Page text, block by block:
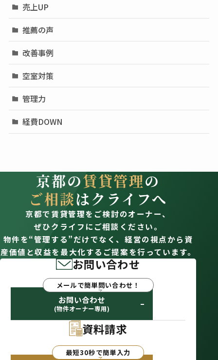
売上UP
推薦の声
改善事例
空室対策
管理力
経費DOWN
京都の賃貸管理の
ご相談はクライフへ
京都で賃貸管理をご検討のオーナー、
ぜひクライフにご相談ください。
物件を“管理する”だけでなく、経営の視点から資
産価値と収益を最大化するご提案を行っています。
お問い合わせ
メールで簡単問い合わせ！
お問い合わせ
(物件オーナー専用)
資料請求
最短30秒で簡単入力